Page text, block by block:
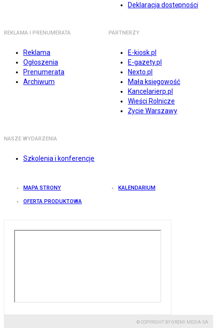
Deklaracja dostępności
REKLAMA I PRENUMERATA
Reklama
Ogłoszenia
Prenumerata
Archiwum
PARTNERZY
E-kiosk.pl
E-gazety.pl
Nexto.pl
Mała księgowość
Kancelarierp.pl
Wieści Rolnicze
Życie Warszawy
NASZE WYDARZENIA
Szkolenia i konferencje
MAPA STRONY KALENDARIUM
OFERTA PRODUKTOWA
© COPYRIGHT BY GREMI MEDIA SA